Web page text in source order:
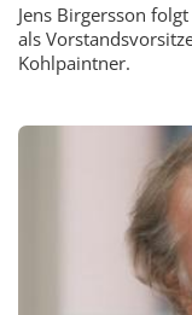
Jens Birgersson
als
Kohlpaintner.